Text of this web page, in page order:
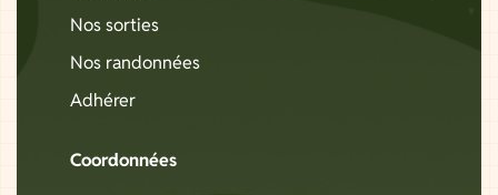
Nos sorties
Nos randonnées
Adhérer
Coordonnées